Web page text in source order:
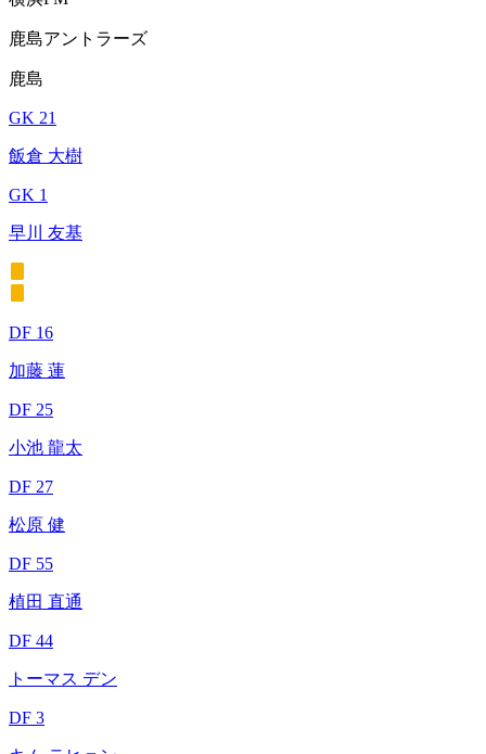
鹿島アントラーズ
鹿島
GK 21
飯倉 大樹
GK 1
早川 友基
DF 16
加藤 蓮
DF 25
小池 龍太
DF 27
松原 健
DF 55
植田 直通
DF 44
トーマス デン
DF 3